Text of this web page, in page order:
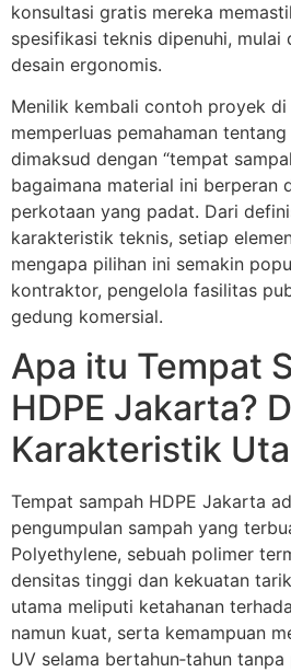
konsultasi gratis mereka
spesifikasi teknis dipenuhi, mulai
desain ergonomis.
Menilik kembali contoh proyek di
memperluas pemahaman
dimaksud dengan “tempat
bagaimana material ini berperan
perkotaan yang padat. Dari
karakteristik teknis, setiap
mengapa pilihan ini semakin
kontraktor, pengelola fasilitas
gedung komersial.
Apa itu Tempat
HDPE Jakarta?
Karakteristik
Tempat sampah HDPE Jakarta
pengumpulan sampah yang
Polyethylene, sebuah polimer
densitas tinggi dan kekuatan
utama meliputi ketahanan
namun kuat, serta kemampuan
UV selama bertahun‑tahun